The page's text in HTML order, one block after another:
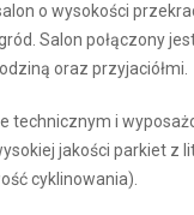
o wysokości
Salon połączony
oraz przyjaciółmi.
technicznym i
jakości parkiet
cyklinowania).